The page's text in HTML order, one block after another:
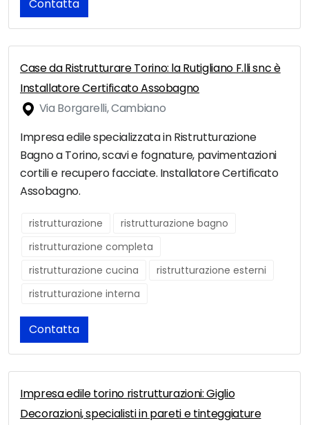
Contatta
Case da Ristrutturare Torino: la Rutigliano F.lli snc è
Installatore Certificato Assobagno
Via Borgarelli, Cambiano
Impresa edile specializzata in Ristrutturazione
Bagno a Torino, scavi e fognature, pavimentazioni
cortili e recupero facciate. Installatore Certificato
Assobagno.
ristrutturazione
ristrutturazione bagno
ristrutturazione completa
ristrutturazione cucina
ristrutturazione esterni
ristrutturazione interna
Contatta
Impresa edile torino ristrutturazioni: Giglio
Decorazioni, specialisti in pareti e tinteggiature